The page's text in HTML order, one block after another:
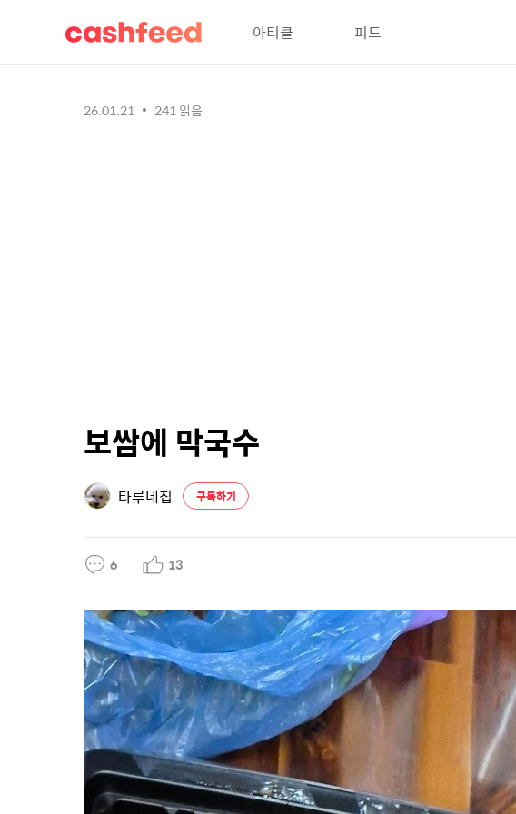
아티클 피드
26.01.21 241 읽음
보쌈에 막국수
타루네집 구독하기
6 13